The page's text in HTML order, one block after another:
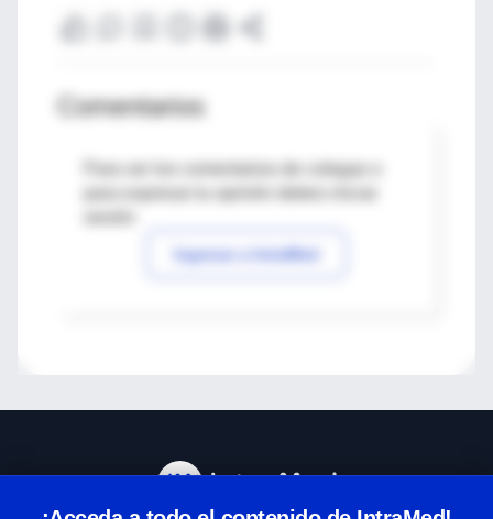
Comentarios
Para ver los comentarios de colegas o
Ingresar a IntraMed